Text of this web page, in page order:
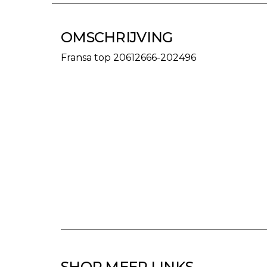
OMSCHRIJVING
Fransa top 20612666-202496